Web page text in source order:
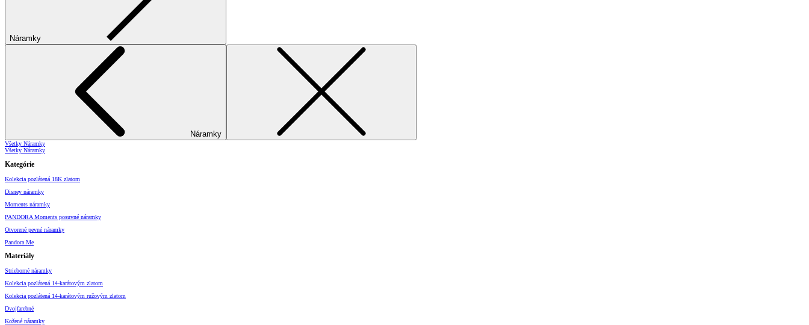
Náramky
Náramky
Všetky Náramky
Všetky Náramky
Kategórie
Kolekcia pozlátená 18K zlatom
Disney náramky
Moments náramky
PANDORA Moments posuvné náramky
Otvorené pevné náramky
Pandora Me
Materiály
Strieborné náramky
Kolekcia pozlátená 14-karátovým zlatom
Kolekcia pozlátená 14-karátovým ružovým zlatom
Dvojfarebné
Kožené náramky